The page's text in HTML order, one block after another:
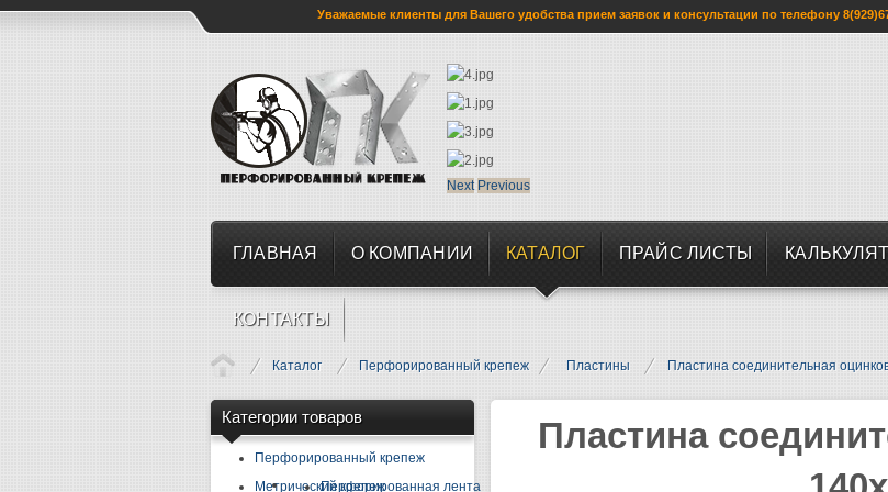
Уважаемые клиенты для Вашего удобства прием заявок и консультации по телефону
Next Previous
ГЛАВНАЯ О КОМПАНИИ КАТАЛОГ ПРАЙС ЛИСТЫ
КОНТАКТЫ
Каталог Перфорированный крепеж Пластины Пластина соединительная
Категории товаров
Перфорированный крепеж
Перфорированная лента
Метрический крепеж
Пластина